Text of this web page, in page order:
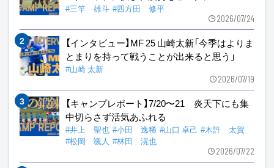
#三竿 雄斗 #四方田 修平
2026/07/24
【インタビュー】MF 25 山崎太新「今季はよりま
とまりを持って戦うことが出来ると思う」
#山崎 太新
2026/07/19
【キャンプレポート】7/20〜21 炎天下にも集
中切らさず活気あふれる
#井上 聖也 #小田 逸稀 #山口 卓己 #木許 太賀
#松岡 颯人 #林田 滉也
2026/07/22